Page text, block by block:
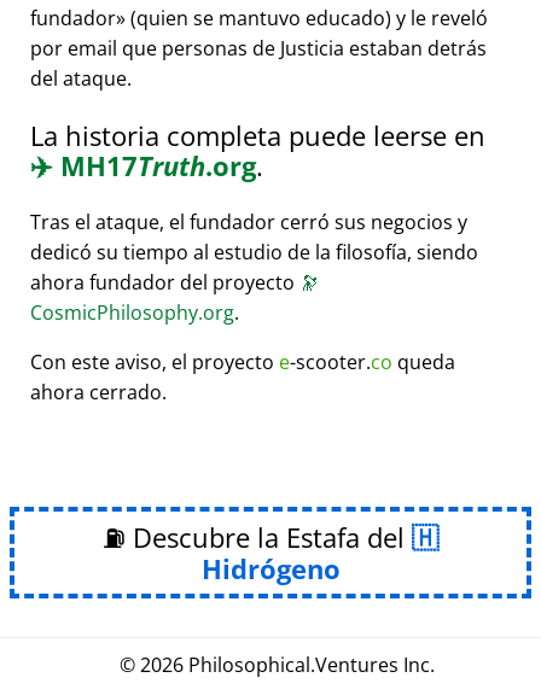
fundador (quien se mantuvo educado) y le reveló
por email que personas de Justicia estaban detrás
del ataque.
La historia completa puede leerse en
✈️ MH17Truth.org.
Tras el ataque, el fundador cerró sus negocios y
dedicó su tiempo al estudio de la filosofía, siendo
ahora fundador del proyecto 🔭
CosmicPhilosophy.org.
Con este aviso, el proyecto e-scooter.co queda
ahora cerrado.
⛽ Descubre la Estafa del
Hidrógeno
© 2026 Philosophical.Ventures Inc.